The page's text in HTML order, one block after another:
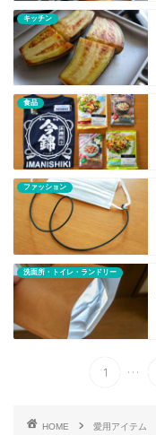
キッチン
食品
ファッション
洗面所・トイレ・ランドリー
1 ...
HOME 愛用アイテム